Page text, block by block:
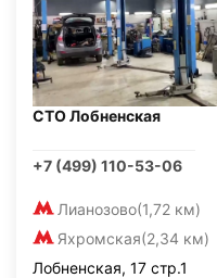
СТО Лобненская
+7 (499) 110-53-06
Лианозово(1,72 км)
Яхромская(2,34 км)
Лобненская, 17 стр.1